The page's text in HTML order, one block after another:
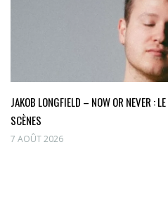
JAKOB LONGFIELD – NOW OR NEVER :
SCÈNES
7 AOÛT 2026